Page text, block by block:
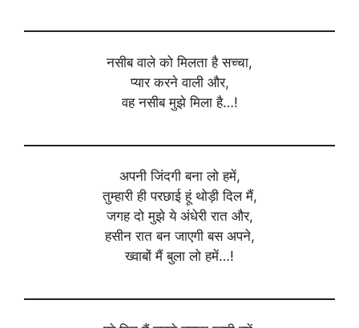
नसीब वाले को मिलता है सच्चा,
प्यार करने वाली और,
वह नसीब मुझे मिला है…!
अपनी जिंदगी बना लो हमें,
तुम्हारी ही परछाई हूं थोड़ी दिल मैं,
जगह दो मुझे ये अंधेरी रात और,
हसीन रात बन जाएगी बस अपने,
ख्वाबों मैं बुला लो हमें…!